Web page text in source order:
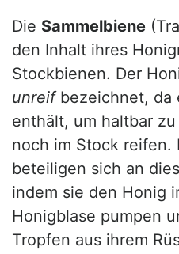
Die Sammelbiene
den Inhalt ihres
Stockbienen. Der
unreifbezeichnet, da
enthält, um haltbar
noch im Stock reifen.
beteiligen sich an
indem sie den Honig
Honigblase pumpen
Tropfen aus ihrem